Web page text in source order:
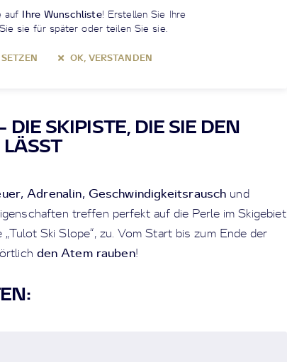
auf Ihre Wunschliste! Erstellen Sie Ihre
sie für später oder teilen Sie sie.
OK, VERSTANDEN
DIE SKIPISTE, DIE SIE DEN
Adrenalin, Geschwindigkeitsrausch und
treffen perfekt auf die Perle im Skigebiet
Ski Slope“, zu. Vom Start bis zum Ende der
den Atem rauben!